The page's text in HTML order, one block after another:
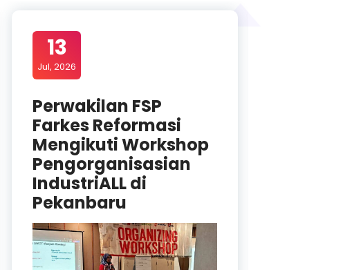
13
Jul, 2026
Perwakilan FSP
Farkes Reformasi
Mengikuti Workshop
Pengorganisasian
IndustriALL di
Pekanbaru